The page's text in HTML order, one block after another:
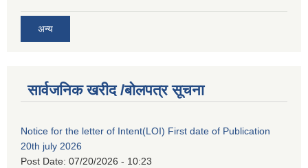
अन्य
सार्वजनिक खरीद /बोलपत्र सूचना
Notice for the letter of Intent(LOI) First date of Publication
20th july 2026
Post Date: 07/20/2026 - 10:23